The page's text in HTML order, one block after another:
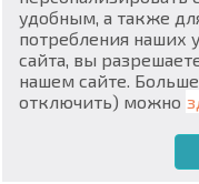
₴
zł
Александр и
компанией
удобным, а также
потребления наших
сайта, вы
нашем сайте.
отключить) можно